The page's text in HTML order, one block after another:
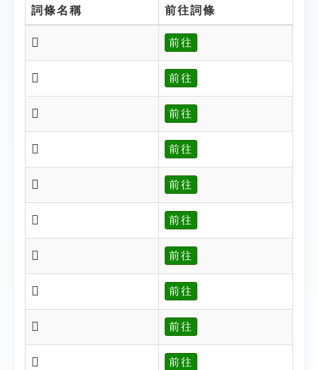
詞條名稱 前往詞條
𡬮 前往
𡬰 前往
𡬱 前往
𡬴 前往
𡬳 前往
𡬹 前往
𡬺 前往
𡬻 前往
𡬽 前往
𡭁 前往